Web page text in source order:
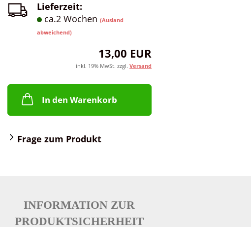
Lieferzeit:
ca.2 Wochen (Ausland
abweichend)
13,00 EUR
inkl. 19% MwSt. zzgl. Versand
In den Warenkorb
Frage zum Produkt
INFORMATION ZUR
PRODUKTSICHERHEIT